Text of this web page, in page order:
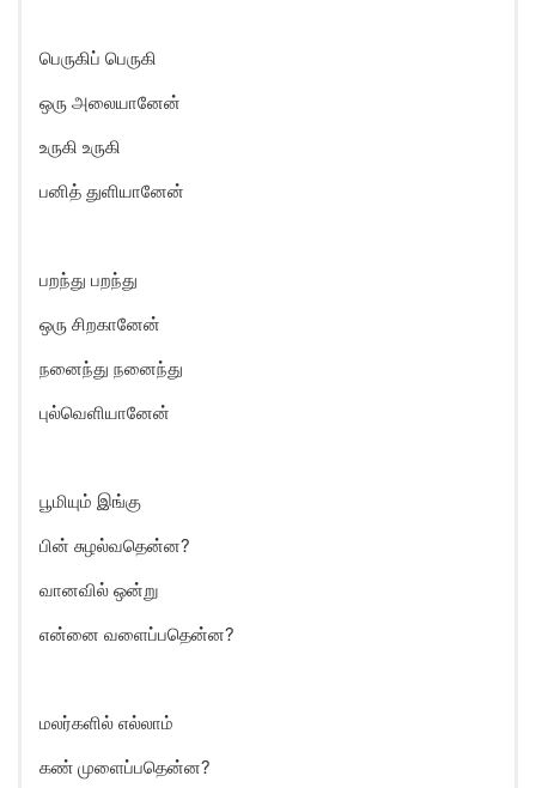
பெருகிப் பெருகி
ஒரு அலையானேன்
உருகி உருகி
பனித் துளியானேன்
பறந்து பறந்து
ஒரு சிறகானேன்
நனைந்து நனைந்து
புல்வெளியானேன்
பூமியும் இங்கு
பின் சுழல்வதென்ன?
வானவில் ஒன்று
என்னை வளைப்பதென்ன?
மலர்களில் எல்லாம்
கண் முளைப்பதென்ன?